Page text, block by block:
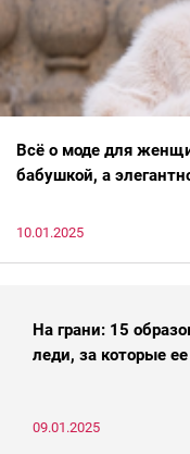
Всё о моде для
бабушкой, а
10.01.2025
На грани: 15
леди, за которые
09.01.2025